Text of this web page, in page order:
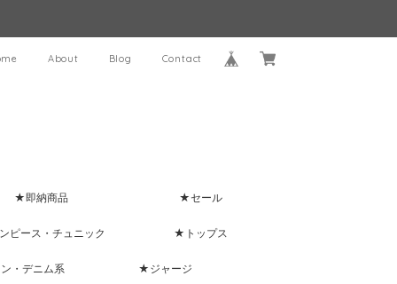
About Blog Contact
★即納商品 ★セール
ピース・チュニック ★トップス
・デニム系 ★ジャージ